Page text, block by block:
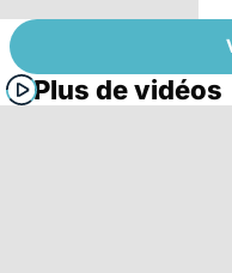
Plus de vidéos